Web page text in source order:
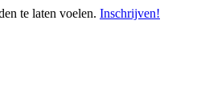
te laten voelen. Inschrijven!